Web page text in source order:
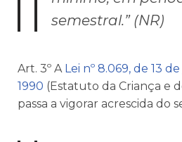
semestral.” (NR)
Art. 3º A Lei nº 8.069, de 13
1990 (Estatuto da Criança e
passa a vigorar acrescida do